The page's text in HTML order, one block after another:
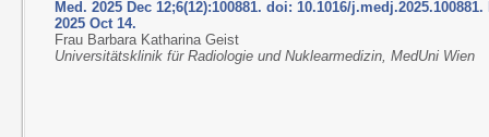
Med. 2025 Dec 12;6(12):100881. doi: 10.1016/
2025 Oct 14.
Frau Barbara Katharina Geist
Universitätsklinik für Radiologie und Nuklearmedizin, MedUni Wien